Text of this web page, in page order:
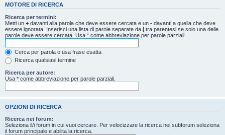
MOTORE DI RICERCA
Ricerca per termini:
Metti un + davanti alla parola che deve essere cercata e un - davanti a quella che deve
essere ignorata. Inserisci una lista di parole separate da | tra parentesi se solo una delle
parole deve essere cercata. Usa * come abbreviazione per parole parziali.
Cerca per parola o usa frase esatta
Ricerca qualsiasi termine
Ricerca per autore:
Usa * come abbreviazione per parole parziali.
OPZIONI DI RICERCA
Ricerca nei forum:
Seleziona il/i forum in cui vuoi cercare. Per velocizzare la ricerca nei subforum seleziona
il forum principale e abilita la ricerca.